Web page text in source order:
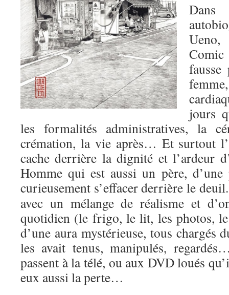
jours
les formalités administratives, la
crémation, la vie après… Et surtout
cache derrière la dignité et l’ardeur
Homme qui est aussi un père,
curieusement s’effacer derrière le deuil.
avec un mélange de réalisme et
quotidien (le frigo, le lit, les photos,
d’une aura mystérieuse, tous chargés
les avait tenus, manipulés,
passent à la télé, ou aux DVD loués
eux aussi la perte…